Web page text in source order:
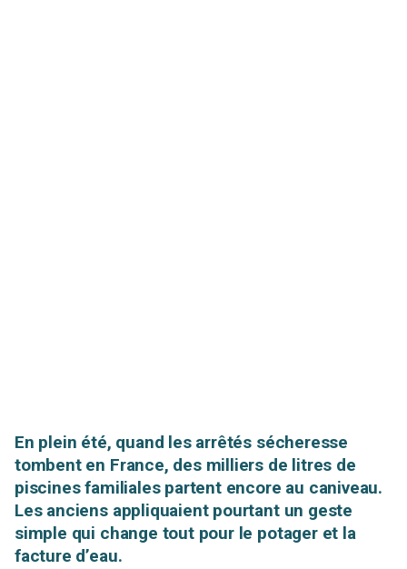
En plein été, quand les arrêtés sécheresse
tombent en France, des milliers de litres de
piscines familiales partent encore au caniveau.
Les anciens appliquaient pourtant un geste
simple qui change tout pour le potager et la
facture d’eau.